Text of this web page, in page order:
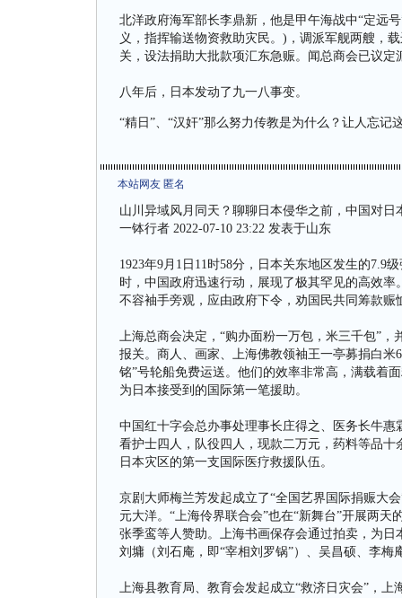
北洋政府海军部长李鼎新，他是甲午海战中“定远
义，指挥输送物资救助灾民。)，调派军舰两艘，
关，设法捐助大批款项汇东急赈。闻总商会已议
八年后，日本发动了九一八事变。
“精日”、“汉奸”那么努力传教是为什么？让人忘记
本站网友 匿名
山川异域风月同天？聊聊日本侵华之前，中国对日
一钵行者 2022-07-10 23:22 发表于山东
1923年9月1日11时58分，日本关东地区发生的7.9
时，中国政府迅速行动，展现了极其罕见的高效
不容袖手旁观，应由政府下令，劝国民共同筹款赈
上海总商会决定，“购办面粉一万包，米三千包”
报关。商人、画家、上海佛教领袖王一亭募捐白米
铭”号轮船免费运送。他们的效率非常高，满载着
为日本接受到的国际第一笔援助。
中国红十字会总办事处理事长庄得之、医务长牛
看护士四人，队役四人，现款二万元，药料等品
日本灾区的第一支国际医疗救援队伍。
京剧大师梅兰芳发起成立了“全国艺界国际捐赈大
元大洋。“上海伶界联合会”也在“新舞台”开展两
张季鸾等人赞助。上海书画保存会通过拍卖，为
刘墉（刘石庵，即“宰相刘罗锅”）、吴昌硕、李梅
上海县教育局、教育会发起成立“救济日灾会”，